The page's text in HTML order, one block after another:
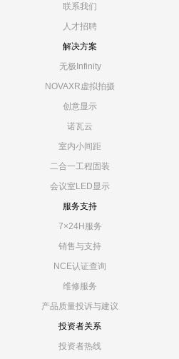
联系我们
人才招聘
解决方案
无极Infinity
NOVAXR虚拟拍摄
创意显示
诺瓦云
室内小间距
二合一工程固装
会议室LED显示
服务支持
7×24H服务
销售与支持
NCE认证查询
维修服务
产品质量投诉与建议
投资者关系
投资者热线